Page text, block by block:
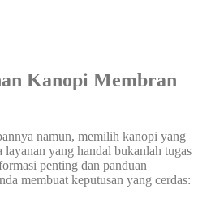
Kanopi Membran
namun, memilih kanopi yang
layanan yang handal bukanlah tugas
penting dan panduan
membuat keputusan yang cerdas: